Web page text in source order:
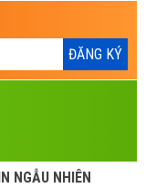
NGẪU NHIÊN